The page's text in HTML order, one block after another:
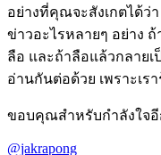
อย่างที่คุณจะสังเกตได้ว่
ข่าวอะไรหลายๆ อย่าง
ลือ และถ้าลือแล้วกลาย
อ่านกันต่อด้วย เพราะเร
ขอบคุณสำหรับกำลังใจ
@jakrapong